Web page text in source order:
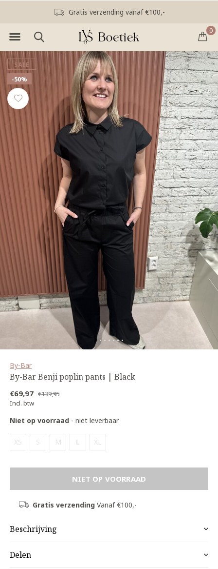
0
Gratis verzending vanaf €100,-
SALE
-50%
By-Bar
By-Bar Benji poplin pants | Black
€69,97 €139,95
Incl. btw
Niet op voorraad - niet leverbaar
XS S M L XL
NIET OP VOORRAAD
Gratis verzendingVanaf €100,-
Beschrijving
Delen